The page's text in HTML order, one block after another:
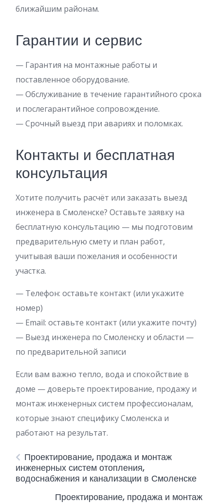
ближайшим районам.
Гарантии и сервис
— Гарантия на монтажные работы и
поставленное оборудование.
— Обслуживание в течение гарантийного срока
и послегарантийное сопровождение.
— Срочный выезд при авариях и поломках.
Контакты и бесплатная
консультация
Хотите получить расчёт или заказать выезд
инженера в Смоленске? Оставьте заявку на
бесплатную консультацию — мы подготовим
предварительную смету и план работ,
учитывая ваши пожелания и особенности
участка.
— Телефон: оставьте контакт (или укажите
номер)
— Email: оставьте контакт (или укажите почту)
— Выезд инженера по Смоленску и области —
по предварительной записи
Если вам важно тепло, вода и спокойствие в
доме — доверьте проектирование, продажу и
монтаж инженерных систем профессионалам,
которые знают специфику Смоленска и
работают на результат.
Проектирование, продажа и монтаж
инженерных систем отопления,
водоснабжения и канализации в Смоленске
Проектирование, продажа и монтаж